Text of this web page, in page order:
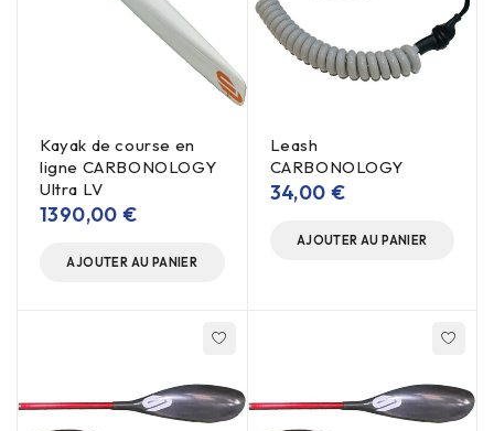
Kayak de course en
ligne CARBONOLOGY
Ultra LV
1390,00€
AJOUTER AU PANIER
Leash
CARBONOLOGY
34,00 €
AJOUTER AU PANIER